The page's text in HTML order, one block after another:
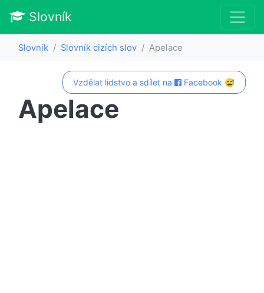
Slovník
Slovník Slovník cizích slov Apelace
Vzdělat lidstvo a sdílet na Facebook 😅
Apelace